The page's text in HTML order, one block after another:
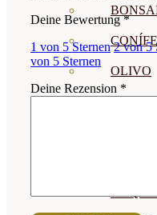
OLIVO
Deine Bewertung*
1 von 5 Sternen 2 von 5
von 5 Sternen
Deine Rezension *